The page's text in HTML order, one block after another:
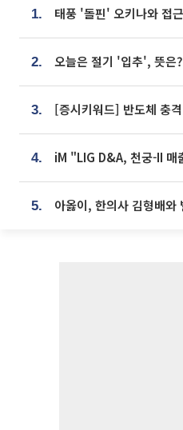
1.
2. 오늘은 절기 '입추', 뜻은?
3.
4.
5.